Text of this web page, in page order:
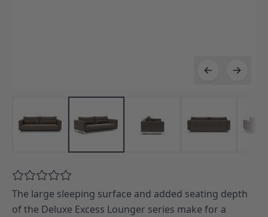
The large sleeping surface and added seating depth
of the Deluxe Excess Lounger series make for a